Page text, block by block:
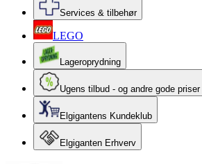
Services & tilbehør
LEGO
Lageroprydning
Ugens tilbud - og andre gode priser
Elgigantens Kundeklub
Elgiganten Erhverv